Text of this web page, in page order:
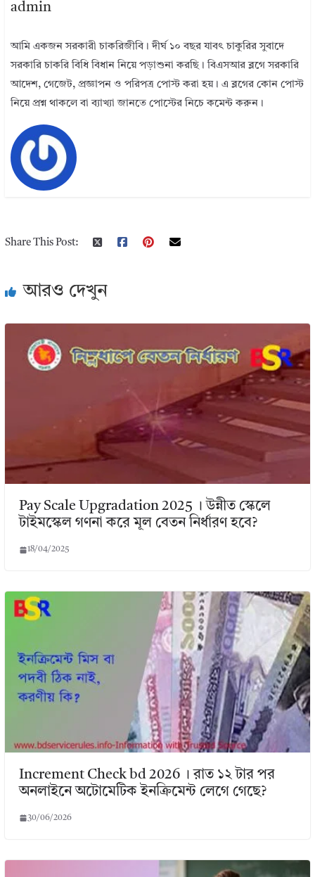
admin
আমি একজন সরকারী চাকরিজীবি। দীর্ঘ ১০ বছর যাবৎ চাকুরির সুবাদে
সরকারি চাকরি বিধি বিধান নিয়ে পড়াশুনা করছি। বিএসআর ব্লগে সরকারি
আদেশ, গেজেট, প্রজ্ঞাপন ও পরিপত্র পোস্ট করা হয়। এ ব্লগের কোন পোস্ট
নিয়ে প্রশ্ন থাকলে বা ব্যাখ্যা জানতে পোস্টের নিচে কমেন্ট করুন।
Share This Post:
আরও দেখুন
Pay Scale Upgradation 2025 । উন্নীত স্কেলে
টাইমস্কেল গণনা করে মূল বেতন নির্ধারণ হবে?
18/04/2025
Increment Check bd 2026 । রাত ১২ টার পর
অনলাইনে অটোমেটিক ইনক্রিমেন্ট লেগে গেছে?
30/06/2026